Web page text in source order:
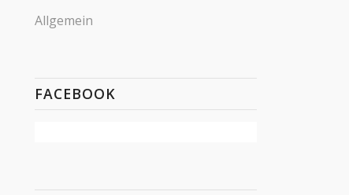
Allgemein
FACEBOOK